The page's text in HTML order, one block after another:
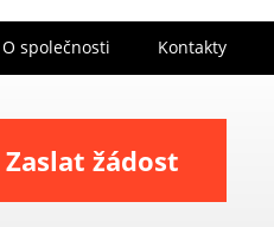
O společnosti Kontakty
Zaslat žádost